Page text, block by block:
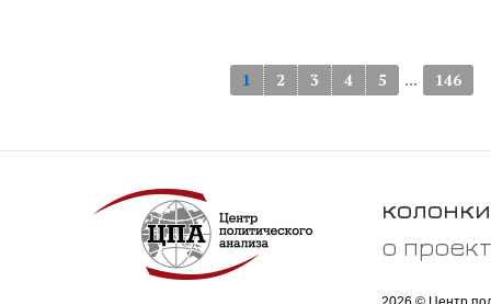
1 2 3 4 5 ... 146
колонки
о